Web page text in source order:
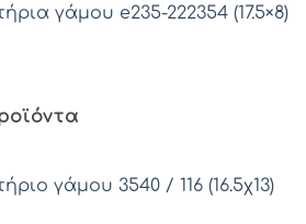
γάμου e235-222354 (17.5×8)
γάμου 3540 / 116 (16.5χ13)